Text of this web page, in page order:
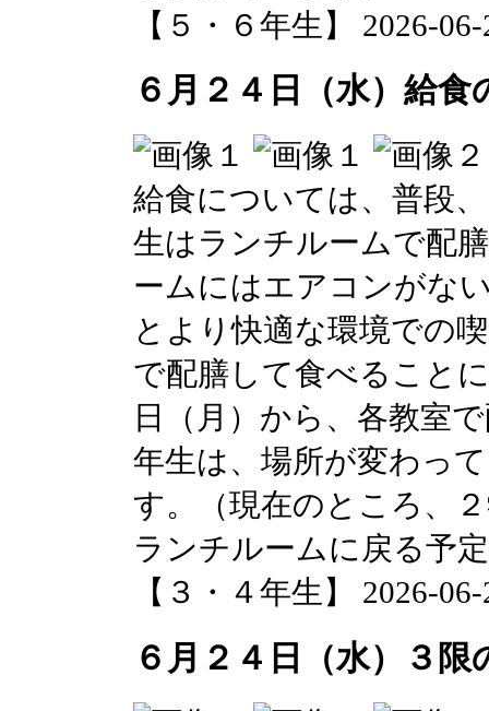
【５・６年生】 2026-
６月２４日（水）給
給食については、普段
生はランチルームで配
ームにはエアコンがな
とより快適な環境での
で配膳して食べること
日（月）から、各教室
年生は、場所が変わっ
す。（現在のところ、
ランチルームに戻る予
【３・４年生】 2026-
６月２４日（水）３